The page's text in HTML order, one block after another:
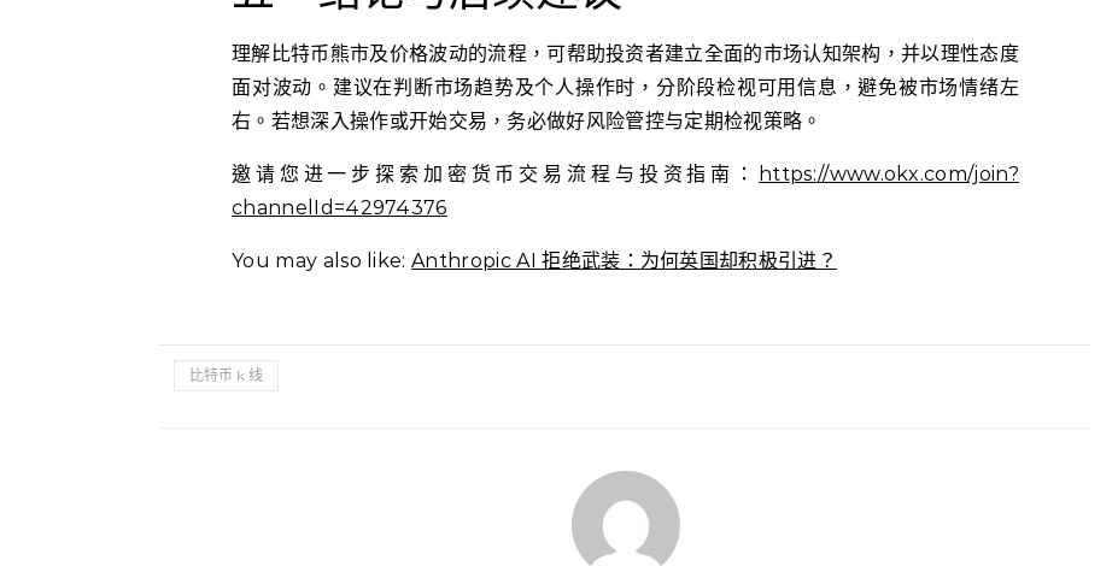
理解比特币熊市及价格波动的流程，可帮助投资者建立全面的市场认知架构，并以理性态度
面对波动。建议在判断市场趋势及个人操作时，分阶段检视可用信息，避免被市场情绪左
右。若想深入操作或开始交易，务必做好风险管控与定期检视策略。
邀请您进一步探索加密货币交易流程与投资指南：
https://www.okx.com/join?
channelId=42974376
You may also like:Anthropic AI 拒绝武装：为何英国却积极引进？
比特币 k 线